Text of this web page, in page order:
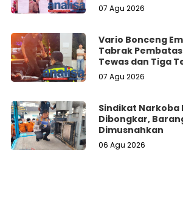
07 Agu 2026
Vario Bonceng
Tabrak
Tewas dan Tiga
07 Agu 2026
Sindikat
Dibongkar,
Dimusnahkan
06 Agu 2026